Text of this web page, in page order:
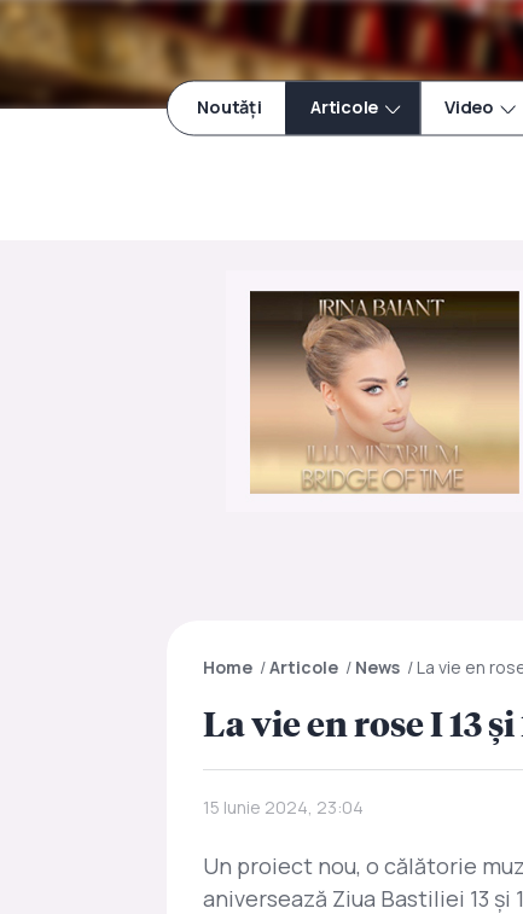
Noutăți Articole Video
Home /Articole / News / La vie en
La vie en rose I 13
15 Iunie 2024, 23:04
Un proiect nou, o călătorie
aniversează Ziua Bastiliei 13 și